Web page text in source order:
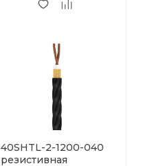
40SHTL-2-1200-040
резистивная